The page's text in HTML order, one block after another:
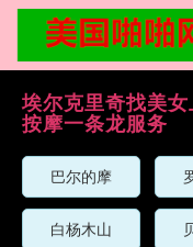
埃尔克里奇找美
按摩一条龙服务
巴尔的摩
白杨木山